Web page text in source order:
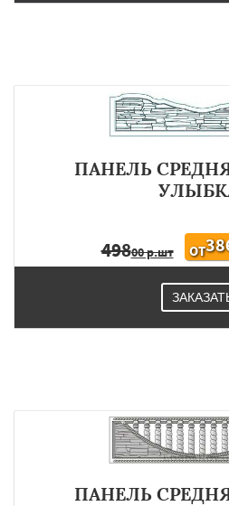
ПАНЕЛЬ
49800 р.шт ОТ
ПАНЕЛЬ